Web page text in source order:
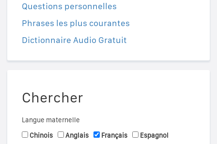
Questions personnelles
Phrases les plus courantes
Dictionnaire Audio Gratuit
Chercher
Langue maternelle
Chinois
Anglais Français
Espagnol